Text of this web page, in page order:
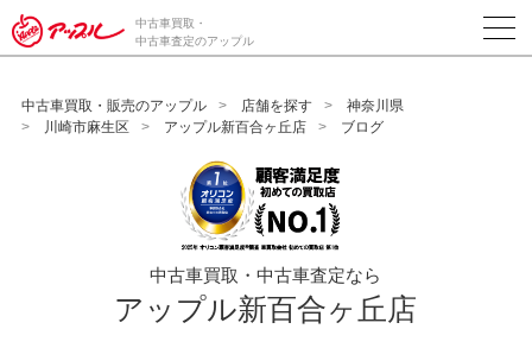
/*ABテスト_新規査定フォームの為のCVボタン*/
中古車買取・
中古車査定のアップル
中古車買取・販売のアップル 店舗を探す
神奈川県
川崎市麻生区
アップル新百合ヶ丘店 ブログ
中古車買取・中古車査定なら
アップル新百合ヶ丘店